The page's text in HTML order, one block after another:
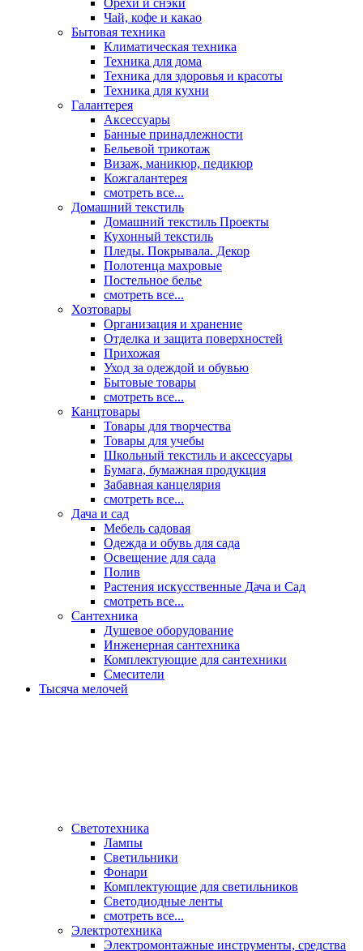
Орехи и снэки
Чай, кофе и какао
Бытовая техника
Климатическая техника
Техника для дома
Техника для здоровья и красоты
Техника для кухни
Галантерея
Аксессуары
Банные принадлежности
Бельевой трикотаж
Визаж, маникюр, педикюр
Кожгалантерея
смотреть все...
Домашний текстиль
Домашний текстиль Проекты
Кухонный текстиль
Пледы. Покрывала. Декор
Полотенца махровые
Постельное белье
смотреть все...
Хозтовары
Организация и хранение
Отделка и защита поверхностей
Прихожая
Уход за одеждой и обувью
Бытовые товары
смотреть все...
Канцтовары
Товары для творчества
Товары для учебы
Школьный текстиль и аксессуары
Бумага, бумажная продукция
Забавная канцелярия
смотреть все...
Дача и сад
Мебель садовая
Одежда и обувь для сада
Освещение для сада
Полив
Растения искусственные Дача и Сад
смотреть все...
Сантехника
Душевое оборудование
Инженерная сантехника
Комплектующие для сантехники
Смесители
Тысяча мелочей
Светотехника
Лампы
Светильники
Фонари
Комплектующие для светильников
Светодиодные ленты
смотреть все...
Электротехника
Электромонтажные инструменты, средства